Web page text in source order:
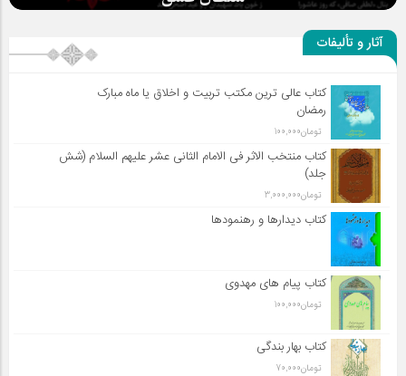
آثار و تألیفات
کتاب عالی ترین مکتب تربیت و اخلاق یا ماه مبارک
رمضان
تومان100,000
کتاب منتخب الاثر فی الامام الثانی عشر علیهم السلام (شش
جلد)
تومان3,000,000
کتاب دیدارها و رهنمودها
کتاب پیام های مهدوی
تومان100,000
کتاب بهار بندگی
تومان70,000